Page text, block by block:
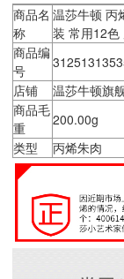
商品名
称
温莎牛顿 丙
装 常用12色
商品编
号
店铺
温莎牛顿旗
商品毛
重
200.00g
类型
丙烯朱肉